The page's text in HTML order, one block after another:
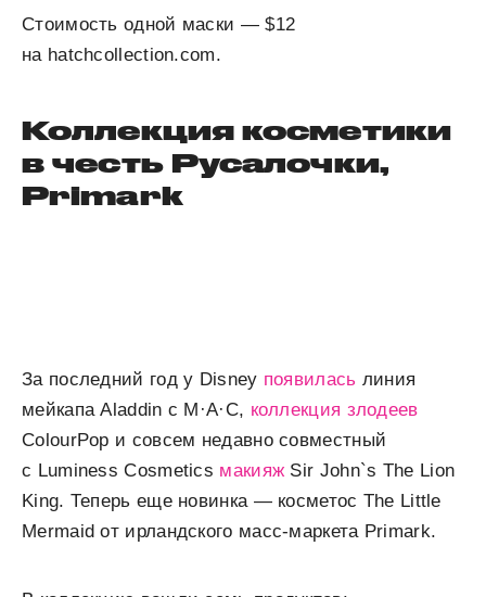
Стоимость одной маски — $12
на hatchcollection.com.
Коллекция косметики
в честь Русалочки,
Primark
За последний год у Disney появилась линия
мейкапа Aladdin с M·A·C, коллекция злодеев
ColourPop и совсем недавно совместный
с Luminess Cosmetics макияж Sir John`s The Lion
King. Теперь еще новинка — косметос The Little
Mermaid от ирландского масс-маркета Primark.